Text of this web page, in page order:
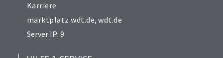
Karriere
marktplatz.wdt.de,wdt.de
Server IP: 9